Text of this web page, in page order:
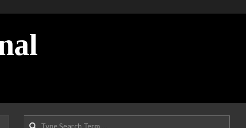
Search